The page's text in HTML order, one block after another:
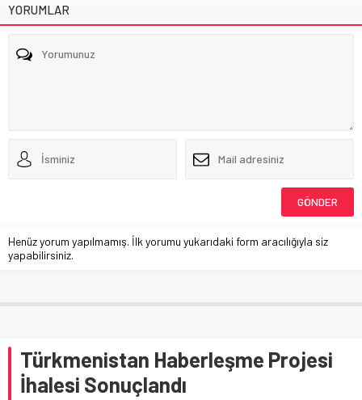
YORUMLAR
Henüz yorum yapılmamış. İlk yorumu yukarıdaki form aracılığıyla siz
yapabilirsiniz.
Türkmenistan Haberleşme Projesi
İhalesi Sonuçlandı